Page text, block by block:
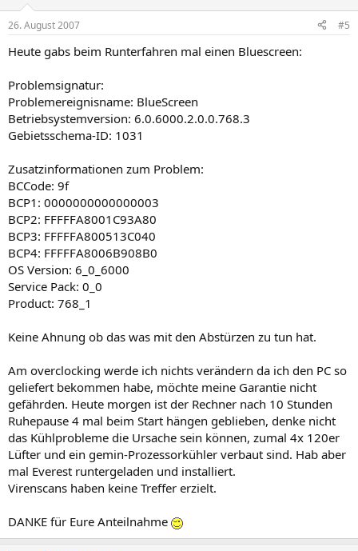
26. August 2007 #5
Heute gabs beim Runterfahren mal einen Bluescreen:
Problemsignatur:
Problemereignisname: BlueScreen
Betriebsystemversion: 6.0.6000.2.0.0.768.3
Gebietsschema-ID: 1031
Zusatzinformationen zum Problem:
BCCode: 9f
BCP1: 0000000000000003
BCP2: FFFFFA8001C93A80
BCP3: FFFFFA800513C040
BCP4: FFFFFA8006B908B0
OS Version: 6_0_6000
Service Pack: 0_0
Product: 768_1
Keine Ahnung ob das was mit den Abstürzen zu tun hat.
Am overclocking werde ich nichts verändern da ich den PC so
geliefert bekommen habe, möchte meine Garantie nicht
gefährden. Heute morgen ist der Rechner nach 10 Stunden
Ruhepause 4 mal beim Start hängen geblieben, denke nicht
das Kühlprobleme die Ursache sein können, zumal 4x 120er
Lüfter und ein gemin-Prozessorkühler verbaut sind. Hab aber
mal Everest runtergeladen und installiert.
Virenscans haben keine Treffer erzielt.
DANKE für Eure Anteilnahme